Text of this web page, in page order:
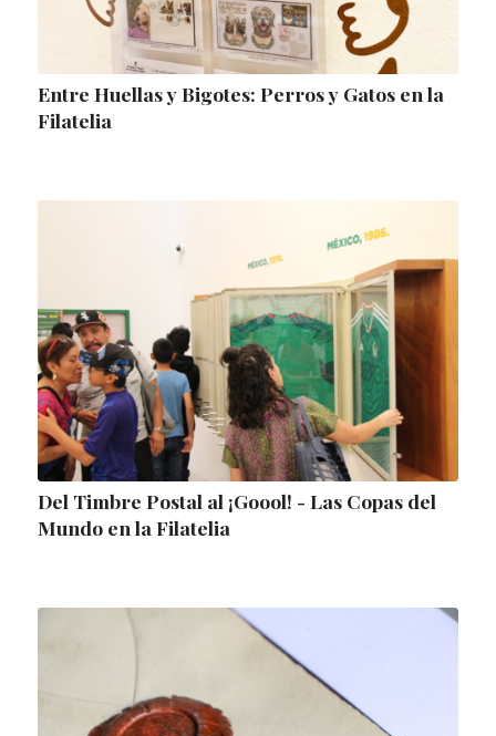
Entre Huellas y Bigotes: Perros y Gatos en la
Filatelia
Del Timbre Postal al ¡Goool! - Las Copas del
Mundo en la Filatelia